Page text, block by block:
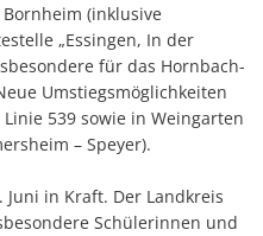
(inklusive
„Essingen, In der
für das Hornbach-
Umstiegsmöglichkeiten
539 sowie in Weingarten
– Speyer).
in Kraft. Der Landkreis
Schülerinnen und